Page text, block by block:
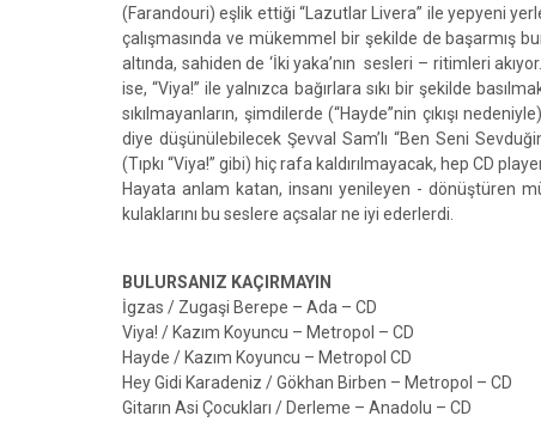
(Farandouri) eşlik ettiği “Lazutlar Livera” ile yepyeni
çalışmasında ve mükemmel bir şekilde de başarmış
altında, sahiden de ‘İki yaka’nın sesleri – ritimleri
ise, “Viya!” ile yalnızca bağırlara sıkı bir şekilde
sıkılmayanların, şimdilerde (“Hayde”nin çıkışı
diye düşünülebilecek Şevval Sam’lı “Ben Seni
(Tıpkı “Viya!” gibi) hiç rafa kaldırılmayacak, hep CD
Hayata anlam katan, insanı yenileyen - dönüştüren
kulaklarını bu seslere açsalar ne iyi ederlerdi.
BULURSANIZ KAÇIRMAYIN
İgzas / Zugaşi Berepe – Ada – CD
Viya! / Kazım Koyuncu – Metropol – CD
Hayde / Kazım Koyuncu – Metropol CD
Hey Gidi Karadeniz / Gökhan Birben – Metropol – CD
Gitarın Asi Çocukları / Derleme – Anadolu – CD